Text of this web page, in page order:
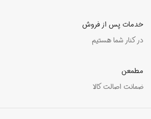
خدمات پس از فروش
در کنار شما هستیم
مطمعن
ضمانت اصالت کالا